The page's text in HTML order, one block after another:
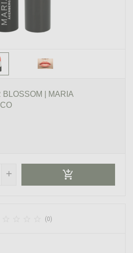
BLOSSOM | MARIA
add 
(0)